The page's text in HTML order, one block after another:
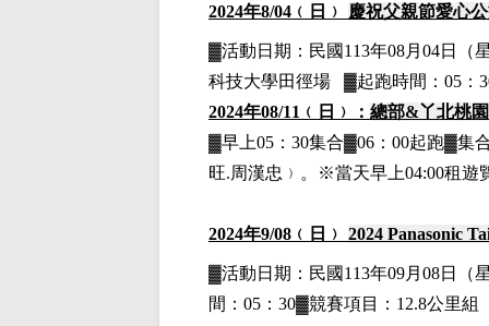
2024年8/04 ﹙日﹚ 慶祝父親節愛心
▓活動日期： 民國113年08月04日
（
科技大學田徑場
▓起跑時間：05：
2024年08/11﹙日﹚： 總部&丫北桃
▓早上05：30集合▓06：00起跑▓集
旺.周漢忠﹚。
※當天早上04:00租遊
2024年9/08 ﹙日﹚ 2024 Panasonic
▓活動日期： 民國113年09月08日
（
間：05：30▓競賽項目：12.8公里組